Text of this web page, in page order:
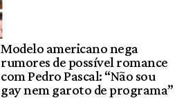
Modelo americano nega
rumores de possível romance
com Pedro Pascal: “Não sou
gay nem garoto de programa”